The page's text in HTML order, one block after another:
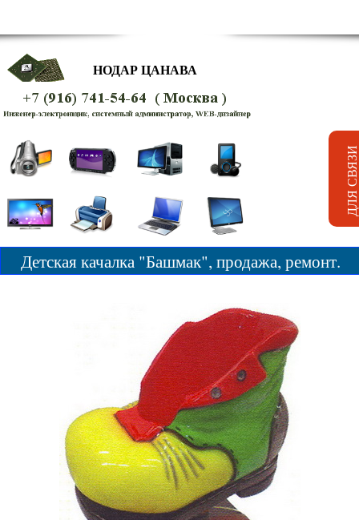
НОДАР ЦАНАВА
Детская качалка "Башмак", продажа, ремонт.